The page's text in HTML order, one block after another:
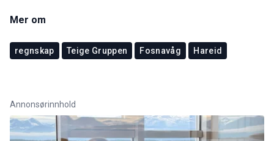
Mer om
regnskap Teige Gruppen Fosnavåg Hareid
Annonsørinnhold